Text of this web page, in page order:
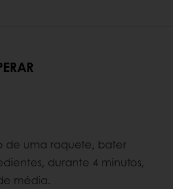
de uma raquete, bater
durante 4 minutos,
média.